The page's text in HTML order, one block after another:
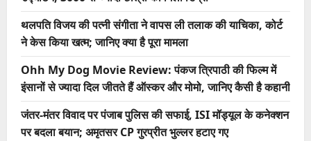
थलपति विजय की पत्नी संगीता ने वापस ली तलाक की याचिका, कोर्ट
ने केस किया खत्म; जानिए क्या है पूरा मामला
Ohh My Dog Movie Review: पंकज त्रिपाठी की फिल्म में
इंसानों से ज्यादा दिल जीतते हैं ऑस्कर और मोमो, जानिए कैसी है कहानी
जंतर-मंतर विवाद पर पंजाब पुलिस की सफाई, ISI मॉड्यूल के कनेक्शन
पर बदला बयान; अमृतसर CP गुरप्रीत भुल्लर हटाए गए